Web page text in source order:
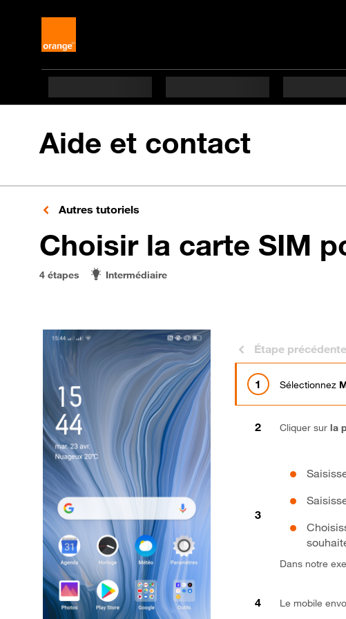
Aide et contact
Autres tutoriels
Choisir la carte SIM
4 étapes Intermédiaire
Étape précédente
Sélectionnez
Cliquer sur la
Dans notre
Le mobile